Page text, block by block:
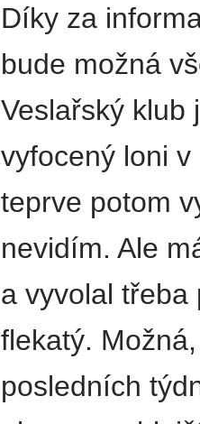
Díky za
bude možná
Veslařský klub
vyfocený loni
teprve potom
nevidím. Ale
a vyvolal třeba
flekatý.
posledních